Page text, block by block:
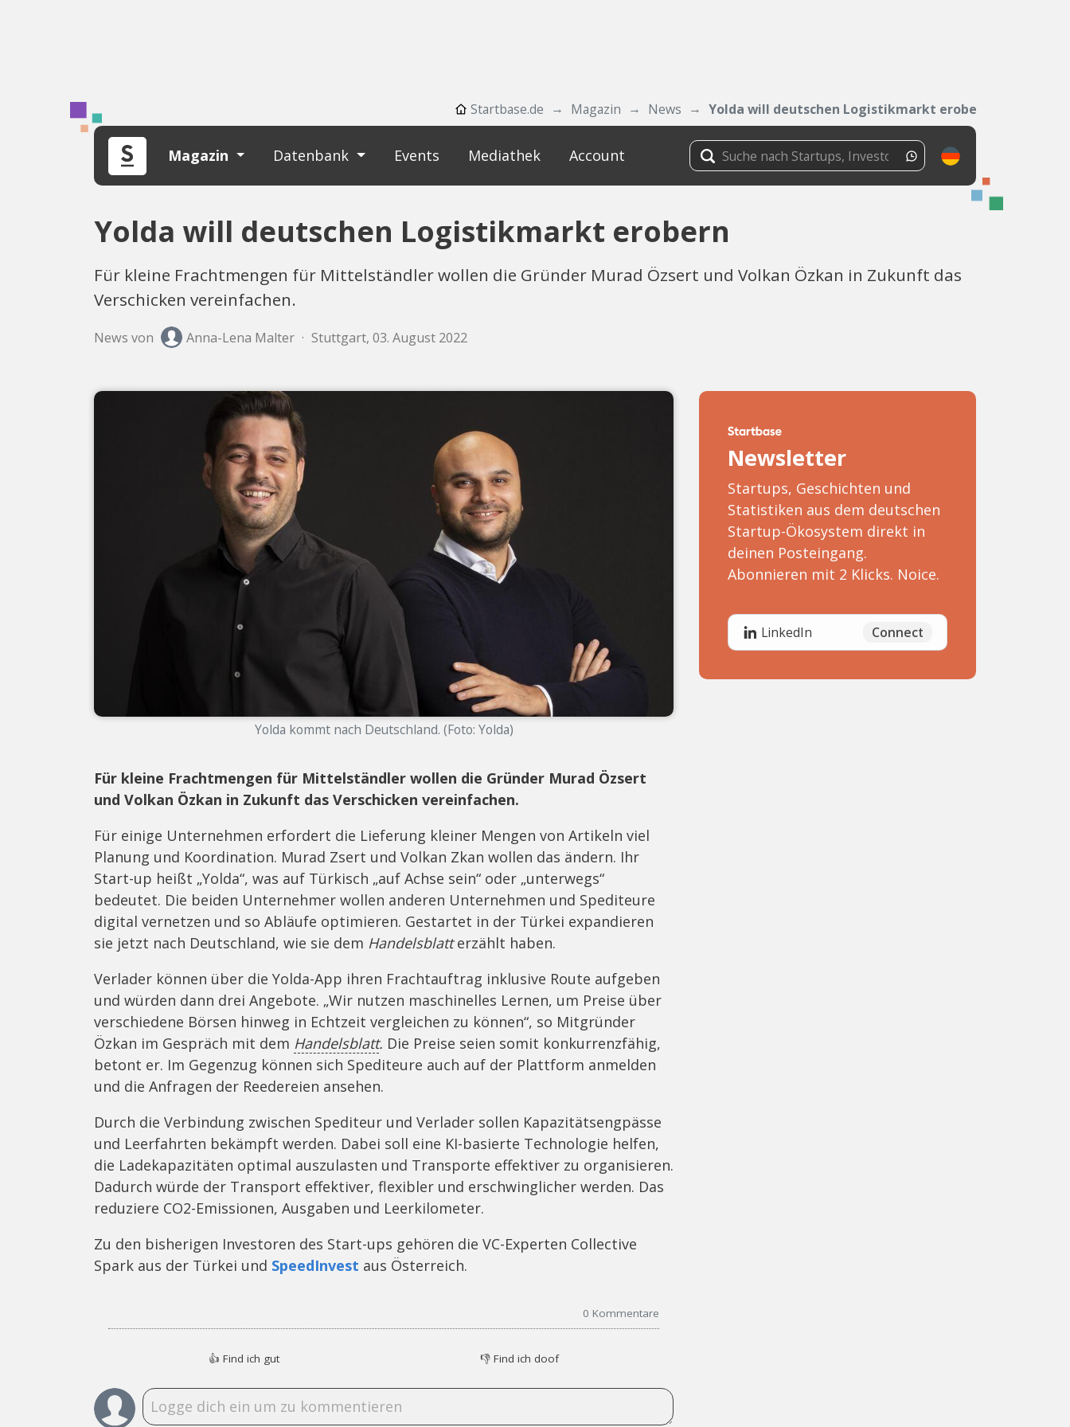
Startbase.de Magazin News Yolda will deutschen Logistikmarkt erobern
Magazin Datenbank Events Mediathek Account
Yolda will deutschen Logistikmarkt erobern
Für kleine Frachtmengen für Mittelständler wollen die Gründer Murad Özsert und Volkan Özkan in Zukunft das
Verschicken vereinfachen.
News von Anna-Lena Malter · Stuttgart, 03. August 2022
Yolda kommt nach Deutschland. (Foto: Yolda)
Für kleine Frachtmengen für Mittelständler wollen die Gründer Murad Özsert
und Volkan Özkan in Zukunft das Verschicken vereinfachen.
Für einige Unternehmen erfordert die Lieferung kleiner Mengen von Artikeln viel
Planung und Koordination. Murad Zsert und Volkan Zkan wollen das ändern. Ihr
Start-up heißt „Yolda“, was auf Türkisch „auf Achse sein“ oder „unterwegs“
bedeutet. Die beiden Unternehmer wollen anderen Unternehmen und Spediteure
digital vernetzen und so Abläufe optimieren. Gestartet in der Türkei expandieren
sie jetzt nach Deutschland, wie sie dem Handelsblatterzählt haben.
Verlader können über die Yolda-App ihren Frachtauftrag inklusive Route aufgeben
und würden dann drei Angebote. „Wir nutzen maschinelles Lernen, um Preise über
verschiedene Börsen hinweg in Echtzeit vergleichen zu können“, so Mitgründer
Özkan im Gespräch mit dem Handelsblatt. Die Preise seien somit konkurrenzfähig,
betont er. Im Gegenzug können sich Spediteure auch auf der Plattform anmelden
und die Anfragen der Reedereien ansehen.
Durch die Verbindung zwischen Spediteur und Verlader sollen Kapazitätsengpässe
und Leerfahrten bekämpft werden. Dabei soll eine KI-basierte Technologie helfen,
die Ladekapazitäten optimal auszulasten und Transporte effektiver zu organisieren.
Dadurch würde der Transport effektiver, flexibler und erschwinglicher werden. Das
reduziere CO2-Emissionen, Ausgaben und Leerkilometer.
Zu den bisherigen Investoren des Start-ups gehören die VC-Experten Collective
Spark aus der Türkei und SpeedInvest aus Österreich.
0 Kommentare
👍 Find ich gut 👎 Find ich doof
Newsletter
Startups, Geschichten und
Statistiken aus dem deutschen
Startup-Ökosystem direkt in
deinen Posteingang.
Abonnieren mit 2 Klicks. Noice.
LinkedIn Connect